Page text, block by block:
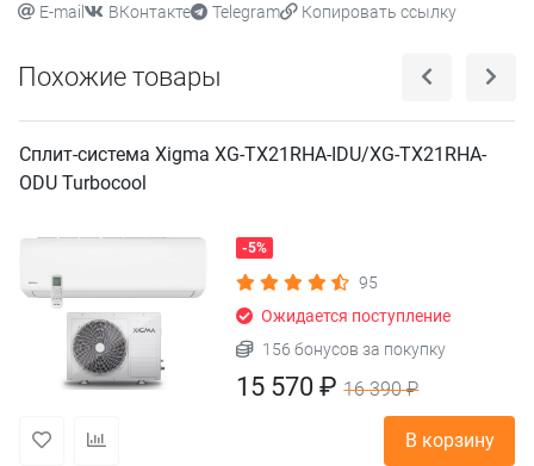
E-mail
ВКонтакте Telegram Копировать ссылку
Похожие товары
Сплит-система Xigma XG-TX21RHA-IDU/XG-TX21RHA-
ODU Turbocool
-5%
95
Ожидается поступление
156 бонусов за покупку
15 570 ₽16 390 ₽
В корзину